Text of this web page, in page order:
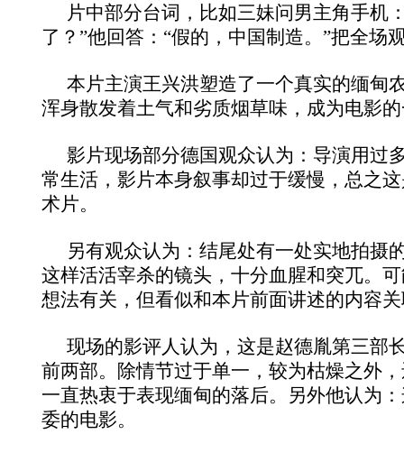
片中部分台词，比如三妹问男主角手机
了？”他回答：“假的，中国制造。”把全场
本片主演王兴洪塑造了一个真实的缅甸
浑身散发着土气和劣质烟草味，成为电影
影片现场部分德国观众认为：导演用过
常生活，影片本身叙事却过于缓慢，总之
术片。
另有观众认为：结尾处有一处实地拍摄
这样活活宰杀的镜头，十分血腥和突兀。
想法有关，但看似和本片前面讲述的内容
现场的影评人认为，这是赵德胤第三部
前两部。除情节过于单一，较为枯燥之外
一直热衷于表现缅甸的落后。另外他认为
委的电影。